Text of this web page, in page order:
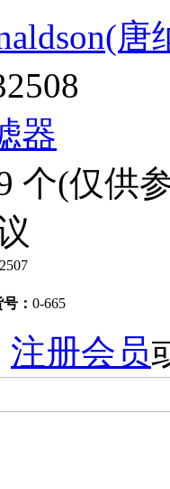
唐
器
个(仅供
： 0-665
注册会员